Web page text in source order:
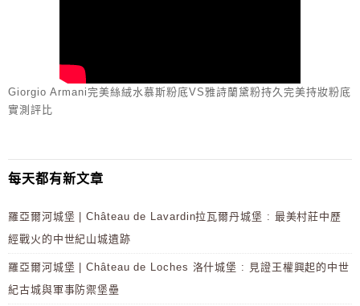
Giorgio Armani完美絲絨水慕斯粉底VS雅詩蘭黛粉持久完美持妝粉底
實測評比
每天都有新文章
羅亞爾河城堡 | Château de Lavardin拉瓦爾丹城堡 : 最美村莊中歷
經戰火的中世紀山城遺跡
羅亞爾河城堡 | Château de Loches 洛什城堡 : 見證王權興起的中世
紀古城與軍事防禦堡壘